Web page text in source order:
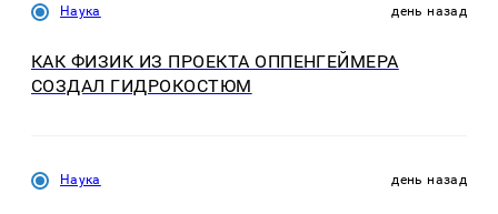
Наука день назад
КАК ФИЗИК ИЗ ПРОЕКТА ОППЕНГЕЙМЕРА
СОЗДАЛ ГИДРОКОСТЮМ
Наука день назад